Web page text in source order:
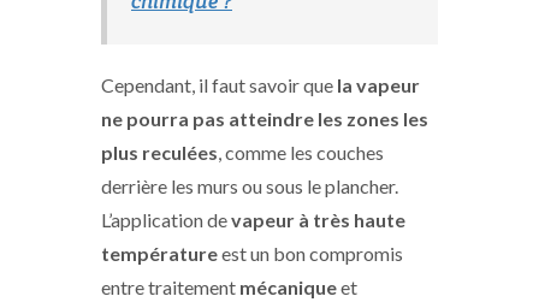
Cependant, il faut savoir que la vapeur
ne pourra pas atteindre les zones les
plus reculées, comme les couches
derrière les murs ou sous le plancher.
L’application devapeur à très haute
températureest un bon compromis
entre traitement mécaniqueet